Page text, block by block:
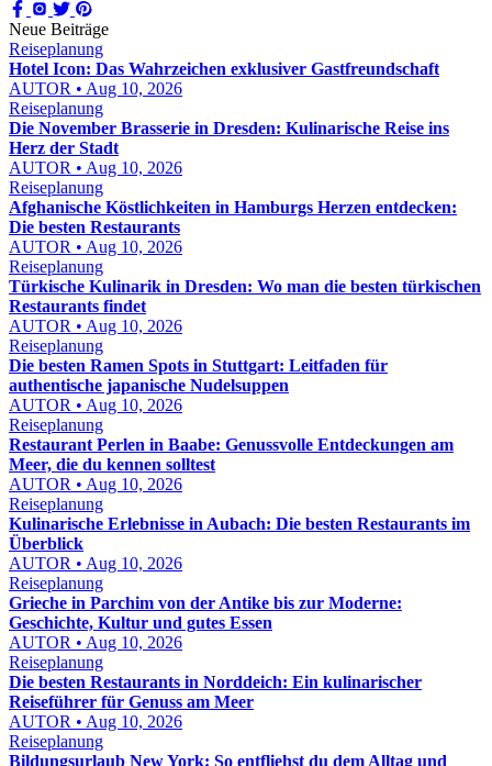
Neue Beiträge
Reiseplanung
Hotel Icon: Das Wahrzeichen exklusiver Gastfreundschaft
AUTOR • Aug 10, 2026
Reiseplanung
Die November Brasserie in Dresden: Kulinarische Reise ins
Herz der Stadt
AUTOR • Aug 10, 2026
Reiseplanung
Afghanische Köstlichkeiten in Hamburgs Herzen entdecken:
Die besten Restaurants
AUTOR • Aug 10, 2026
Reiseplanung
Türkische Kulinarik in Dresden: Wo man die besten türkischen
Restaurants findet
AUTOR • Aug 10, 2026
Reiseplanung
Die besten Ramen Spots in Stuttgart: Leitfaden für
authentische japanische Nudelsuppen
AUTOR • Aug 10, 2026
Reiseplanung
Restaurant Perlen in Baabe: Genussvolle Entdeckungen am
Meer, die du kennen solltest
AUTOR • Aug 10, 2026
Reiseplanung
Kulinarische Erlebnisse in Aubach: Die besten Restaurants im
Überblick
AUTOR • Aug 10, 2026
Reiseplanung
Grieche in Parchim von der Antike bis zur Moderne:
Geschichte, Kultur und gutes Essen
AUTOR • Aug 10, 2026
Reiseplanung
Die besten Restaurants in Norddeich: Ein kulinarischer
Reiseführer für Genuss am Meer
AUTOR • Aug 10, 2026
Reiseplanung
Bildungsurlaub New York: So entfliehst du dem Alltag und